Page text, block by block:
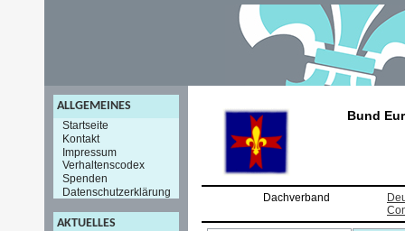
ALLGEMEINES
Startseite
Kontakt
Impressum
Verhaltenscodex
Spenden
Datenschutzerklärung
AKTUELLES
Bund
Dachverband